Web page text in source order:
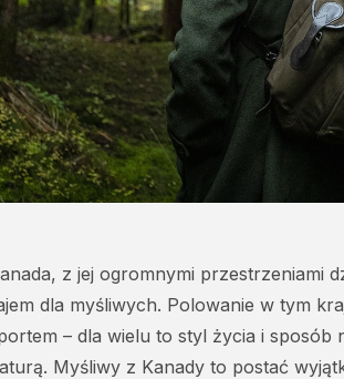
z jej ogromnymi przestrzeniami
dla myśliwych. Polowanie w tym
– dla wielu to styl życia i sposób
Myśliwy z Kanady to postać